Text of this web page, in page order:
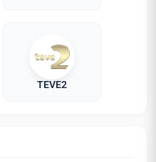
TEVE2